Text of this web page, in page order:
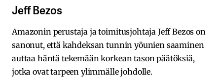
Jeff Bezos
Amazonin perustaja ja toimitusjohtaja Jeff Bezos on
sanonut, että kahdeksan tunnin yöunien saaminen
auttaa häntä tekemään korkean tason päätöksiä,
jotka ovat tarpeen ylimmälle johdolle.